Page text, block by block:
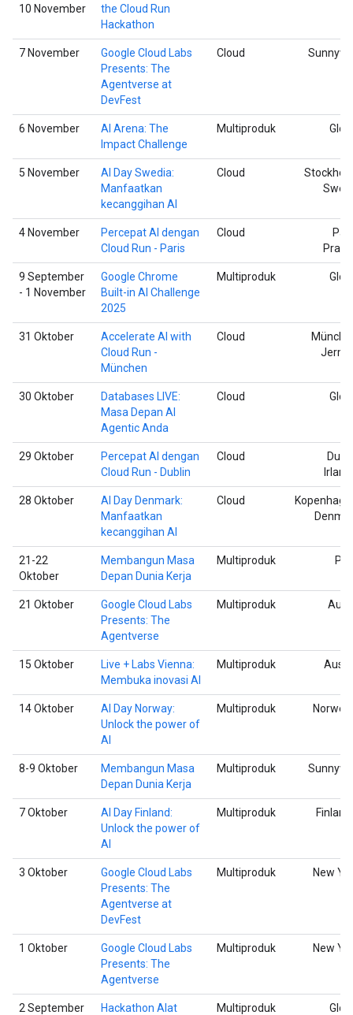
10 November
the Cloud Run
Hackathon
7 November
Google Cloud Labs
Presents: The
Agentverse at
DevFest
Cloud
6 November
AI Arena: The
Impact Challenge
Multiproduk
5 November
AI Day Swedia:
Manfaatkan
kecanggihan AI
Cloud
4 November
Percepat AI dengan
Cloud Run - Paris
Cloud
9 September
- 1 November
Google Chrome
Built-in AI Challenge
2025
Multiproduk
31 Oktober
Accelerate AI with
Cloud Run -
München
Cloud
30 Oktober
Databases LIVE:
Masa Depan AI
Agentic Anda
Cloud
29 Oktober
Percepat AI dengan
Cloud Run - Dublin
Cloud
28 Oktober
AI Day Denmark:
Manfaatkan
kecanggihan AI
Cloud
21-22
Oktober
Membangun Masa
Depan Dunia Kerja
Multiproduk
21 Oktober
Google Cloud Labs
Presents: The
Agentverse
Multiproduk
15 Oktober
Live + Labs Vienna:
Membuka inovasi AI
Multiproduk
14 Oktober
AI Day Norway:
Unlock the power of
AI
Multiproduk
8-9 Oktober
Membangun Masa
Depan Dunia Kerja
Multiproduk
7 Oktober
AI Day Finland:
Unlock the power of
AI
Multiproduk
3 Oktober
Google Cloud Labs
Presents: The
Agentverse at
DevFest
Multiproduk New
1 Oktober
Google Cloud Labs
Presents: The
Agentverse
Multiproduk New
2 September
Hackathon Alat
Multiproduk